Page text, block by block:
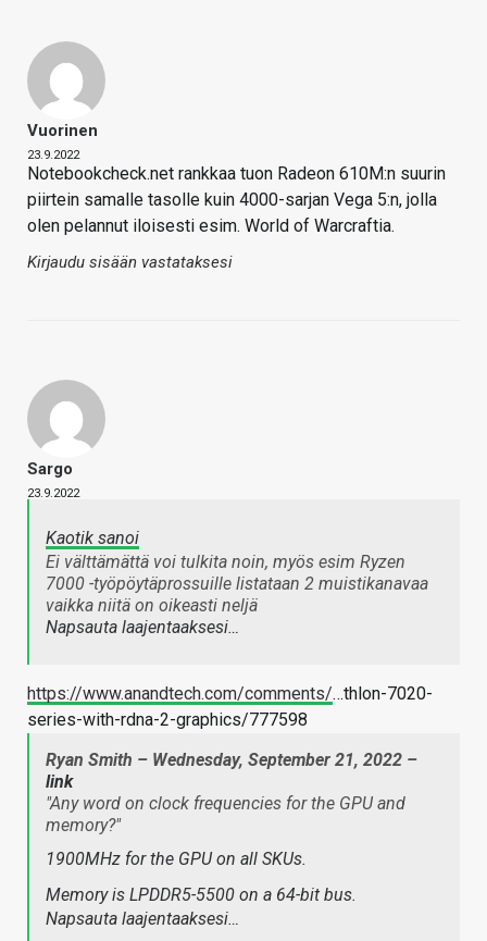
Vuorinen
23.9.2022
Notebookcheck.net rankkaa tuon Radeon 610M:n suurin
piirtein samalle tasolle kuin 4000-sarjan Vega 5:n, jolla
olen pelannut iloisesti esim. World of Warcraftia.
Kirjaudu sisään vastataksesi
Sargo
23.9.2022
Kaotik sanoi
Ei välttämättä voi tulkita noin, myös esim Ryzen
7000 -työpöytäprossuille listataan 2 muistikanavaa
vaikka niitä on oikeasti neljä
Napsauta laajentaaksesi…
https://www.anandtech.com/comments/…thlon-7020-
series-with-rdna-2-graphics/777598
Ryan Smith – Wednesday, September 21, 2022 –
link
"Any word on clock frequencies for the GPU and
memory?"
1900MHz for the GPU on all SKUs.
Memory is LPDDR5-5500 on a 64-bit bus.
Napsauta laajentaaksesi…